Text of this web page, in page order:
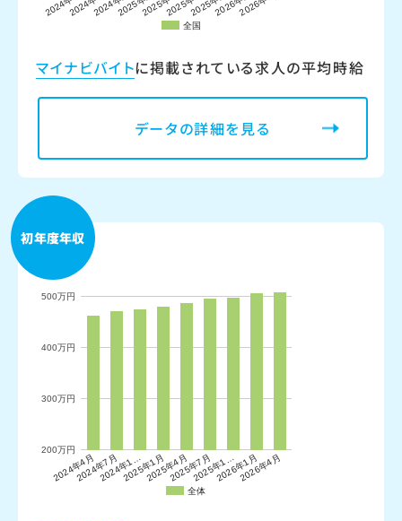
マイナビバイトに掲載されている求人の平均時給
データの詳細を見る
初年度年収